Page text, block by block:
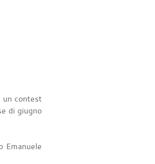
un contest
di giugno
Emanuele